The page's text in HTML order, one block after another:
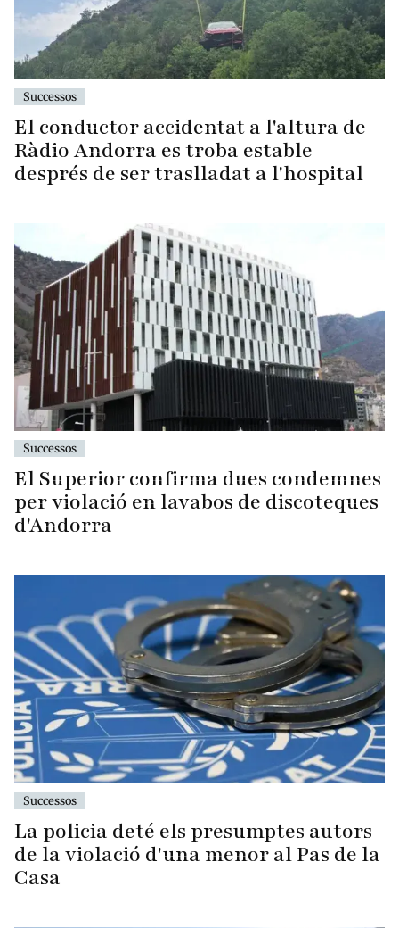
Successos
El conductor accidentat a l'altura de
Ràdio Andorra es troba estable
després de ser traslladat a l'hospital
Successos
El Superior confirma dues condemnes
per violació en lavabos de discoteques
d'Andorra
Successos
La policia deté els presumptes autors
de la violació d'una menor al Pas de la
Casa